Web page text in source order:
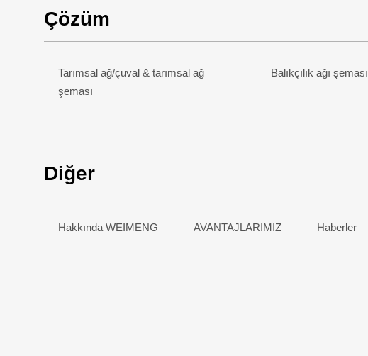
Çözüm
Tarımsal ağ/çuval & tarımsal ağ
şeması
Balıkçılık ağı şeması
Diğer
Hakkında WEIMENG AVANTAJLARIMIZ Haberler